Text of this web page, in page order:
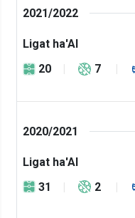
2021/2022
Ligat ha'Al
20
7
2020/2021
Ligat ha'Al
31
2